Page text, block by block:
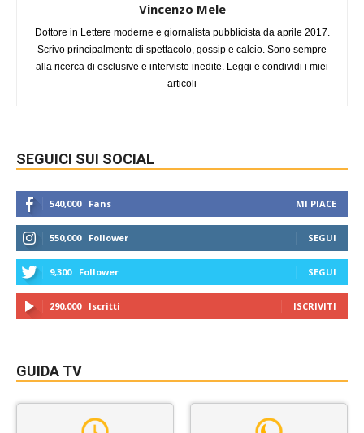
Vincenzo Mele
Dottore in Lettere moderne e giornalista pubblicista da aprile 2017.
Scrivo principalmente di spettacolo, gossip e calcio. Sono sempre
alla ricerca di esclusive e interviste inedite. Leggi e condividi i miei
articoli
SEGUICI SUI SOCIAL
540,000 Fans MI PIACE
550,000 Follower SEGUI
9,300 Follower SEGUI
290,000 Iscritti ISCRIVITI
GUIDA TV